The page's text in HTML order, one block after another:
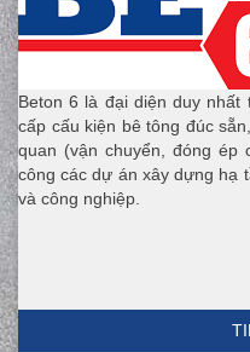
Beton 6 là đại diện duy nhất
cấp cấu kiện bê tông đúc
quan (vận chuyển, đóng ép
công các dự án xây dựng hạ
và công nghiệp.